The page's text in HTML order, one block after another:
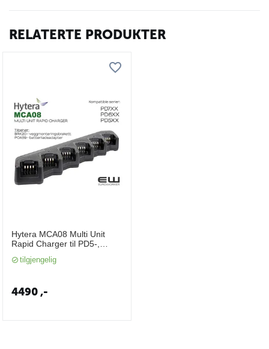
RELATERTE PRODUKTER
Hytera MCA08 Multi Unit
Rapid Charger til PD5-,
tilgjengelig
4490,-